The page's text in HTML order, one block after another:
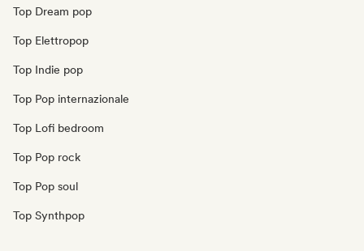
Top Dream pop
Top Elettropop
Top Indie pop
Top Pop internazionale
Top Lofi bedroom
Top Pop rock
Top Pop soul
Top Synthpop